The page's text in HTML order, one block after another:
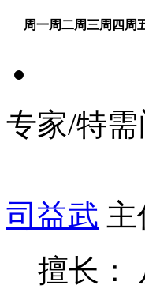
周一周二周三周四 周
专家/特需
司益武
擅长：